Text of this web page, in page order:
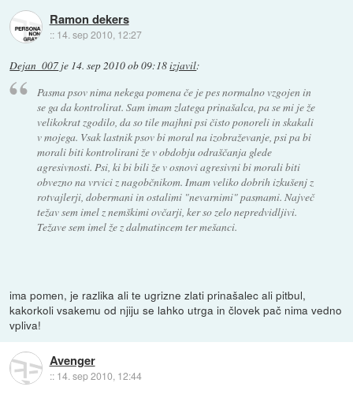
Ramon dekers
:: 14. sep 2010, 12:27
Dejan_007 je 14. sep 2010 ob 09:18izjavil:
Pasma psov nima nekega pomena če je pes normalno vzgojen in
se ga da kontrolirat. Sam imam zlatega prinašalca, pa se mi je že
velikokrat zgodilo, da so tile majhni psi čisto ponoreli in skakali
v mojega. Vsak lastnik psov bi moral na izobraževanje, psi pa bi
morali biti kontrolirani že v obdobju odraščanja glede
agresivnosti. Psi, ki bi bili že v osnovi agresivni bi morali biti
obvezno na vrvici z nagobčnikom. Imam veliko dobrih izkušenj z
rotvajlerji, dobermani in ostalimi "nevarnimi" pasmami. Največ
težav sem imel z nemškimi ovčarji, ker so zelo nepredvidljivi.
Težave sem imel že z dalmatincem ter mešanci.
ima pomen, je razlika ali te ugrizne zlati prinašalec ali pitbul,
kakorkoli vsakemu od njiju se lahko utrga in človek pač nima vedno
vpliva!
Avenger
:: 14. sep 2010, 12:44